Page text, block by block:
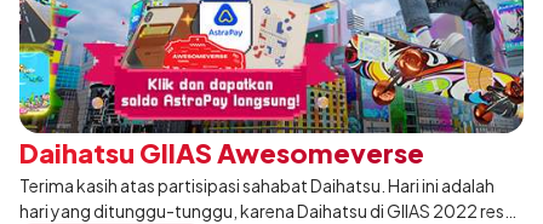
Daihatsu GIIAS Awesomeverse
Terima kasih atas partisipasi sahabat Daihatsu. Hari ini adalah
hari yang ditunggu-tunggu, karena Daihatsu di GIIAS 2022 resmi